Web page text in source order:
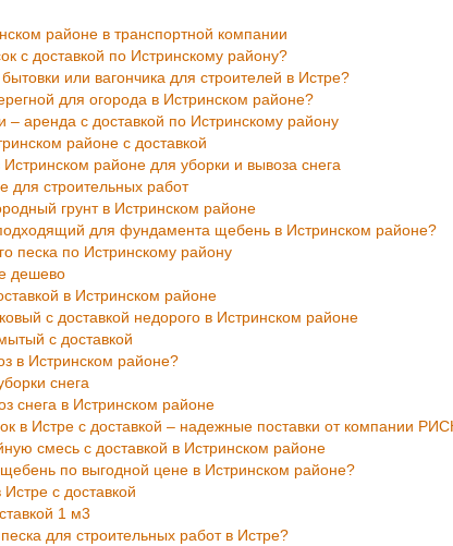
районе в транспортной компании
с доставкой по Истринскому району?
или вагончика для строителей в Истре?
для огорода в Истринском районе?
– аренда с доставкой по Истринскому району
районе с доставкой
районе для уборки и вывоза снега
для строительных работ
грунт в Истринском районе
для фундамента щебень в Истринском районе?
песка по Истринскому району
дешево
в Истринском районе
с доставкой недорого в Истринском районе
с доставкой
в Истринском районе?
снега
снега в Истринском районе
в Истре с доставкой – надежные поставки от компании
смесь с доставкой в Истринском районе
щебень по выгодной цене в Истринском районе?
с доставкой
1 м3
песка для строительных работ в Истре?